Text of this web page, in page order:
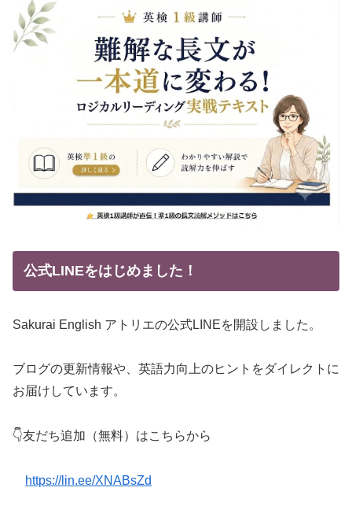
公式LINEをはじめました！
Sakurai English アトリエの公式LINEを開設しました。
ブログの更新情報や、英語力向上のヒントをダイレクトに
お届けしています。
👇友だち追加（無料）はこちらから
https://lin.ee/XNABsZd